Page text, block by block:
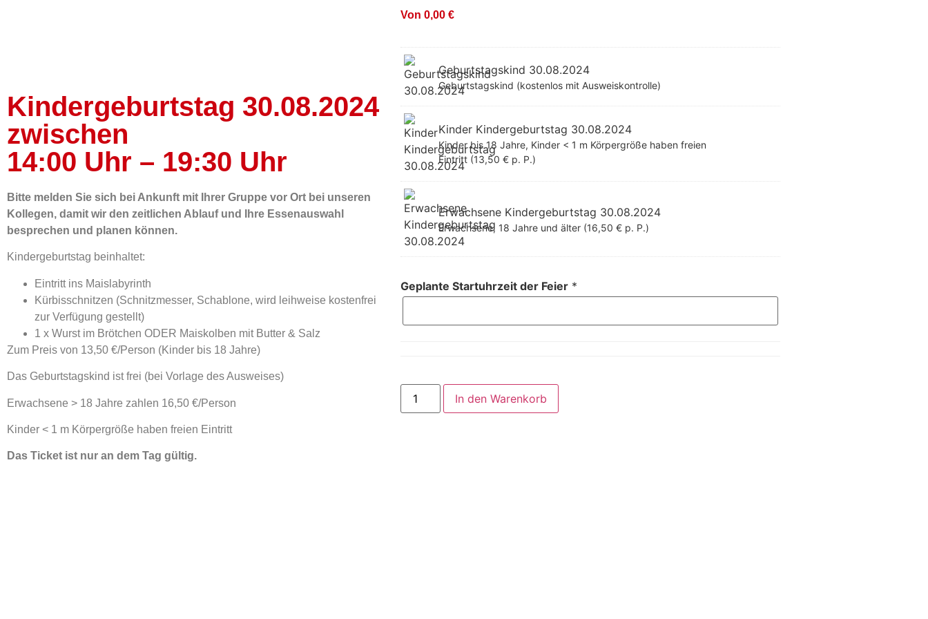
Kindergeburtstag 30.08.2024
zwischen
14:00 Uhr – 19:30 Uhr
Bitte melden Sie sich bei Ankunft mit Ihrer Gruppe vor Ort bei unseren
Kollegen, damit wir den zeitlichen Ablauf und Ihre Essenauswahl
besprechen und planen können.
Kindergeburtstag beinhaltet:
Eintritt ins Maislabyrinth
Kürbisschnitzen (Schnitzmesser, Schablone, wird leihweise kostenfrei
zur Verfügung gestellt)
1 x Wurst im Brötchen ODER Maiskolben mit Butter & Salz
Zum Preis von 13,50 €/Person (Kinder bis 18 Jahre)
Das Geburtstagskind ist frei (bei Vorlage des Ausweises)
Erwachsene > 18 Jahre zahlen 16,50 €/Person
Kinder < 1 m Körpergröße haben freien Eintritt
Das Ticket ist nur an dem Tag gültig.
Von 0,00 €
Geburtstagskind 30.08.2024
Geburtstagskind (kostenlos mit Ausweiskontrolle)
Kinder Kindergeburtstag 30.08.2024
Kinder bis 18 Jahre, Kinder < 1 m Körpergröße haben freien
Eintritt (13,50 € p. P.)
Erwachsene Kindergeburtstag 30.08.2024
Erwachsene, 18 Jahre und älter (16,50 € p. P.)
Geplante Startuhrzeit der Feier *
In den Warenkorb